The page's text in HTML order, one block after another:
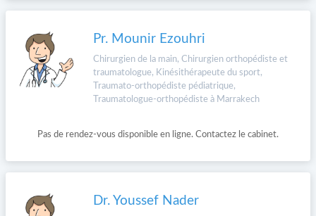
Pr. Mounir Ezouhri
Chirurgien de la main, Chirurgien orthopédiste et
traumatologue, Kinésithérapeute du sport,
Traumato-orthopédiste pédiatrique,
Traumatologue-orthopédiste à Marrakech
Pas de rendez-vous disponible en ligne. Contactez le cabinet.
Dr. Youssef Nader